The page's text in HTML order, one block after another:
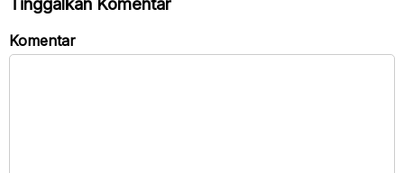
Tinggalkan Komentar
Komentar